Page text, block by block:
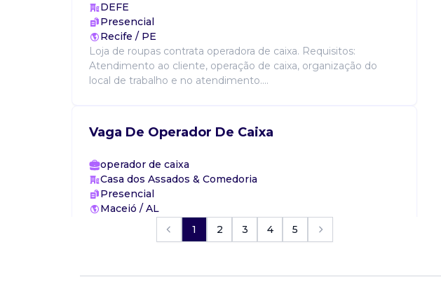
DEFE
Presencial
Recife / PE
Loja de roupas contrata operadora de caixa. Requisitos:
Atendimento ao cliente, operação de caixa, organização do
local de trabalho e no atendimento....
Vaga De Operador De Caixa
operador de caixa
Casa dos Assados & Comedoria
Presencial
Maceió / AL
Vaga para operadora de caixa na casa dos assados & comedoria.
1 2 3 4 5